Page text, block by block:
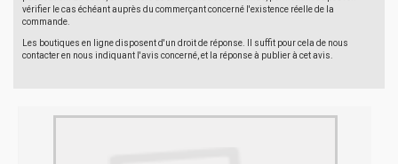
vérifier le cas échéant auprès du commerçant concerné l'existence réelle de la
commande.
Les boutiques en ligne disposent d'un droit de réponse. Il suffit pour cela de nous
contacter en nous indiquant l'avis concerné, et la réponse à publier à cet avis.